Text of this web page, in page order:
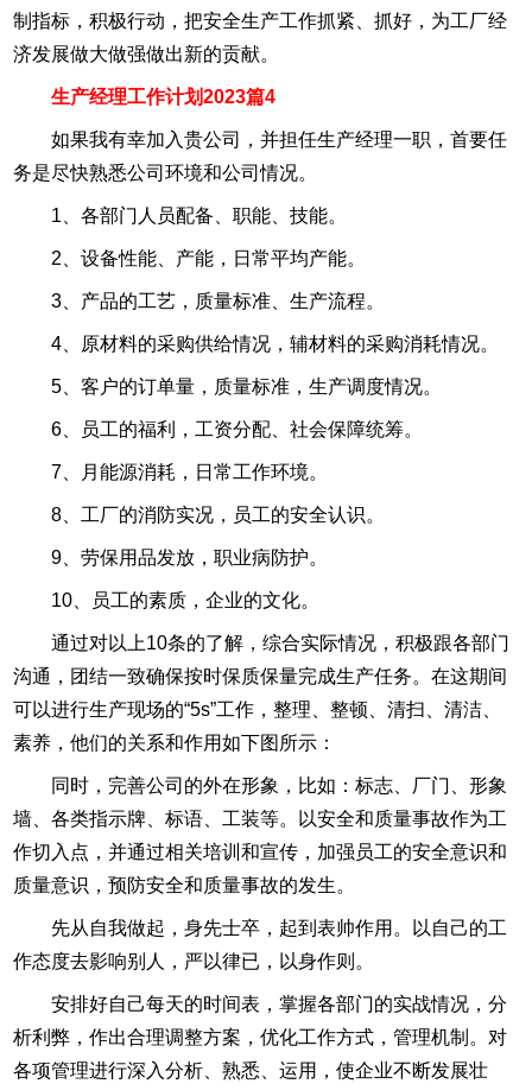
制指标，积极行动，把安全生产工作抓紧、抓好，为工厂经
济发展做大做强做出新的贡献。
生产经理工作计划2023篇4
如果我有幸加入贵公司，并担任生产经理一职，首要任
务是尽快熟悉公司环境和公司情况。
1、各部门人员配备、职能、技能。
2、设备性能、产能，日常平均产能。
3、产品的工艺，质量标准、生产流程。
4、原材料的采购供给情况，辅材料的采购消耗情况。
5、客户的订单量，质量标准，生产调度情况。
6、员工的福利，工资分配、社会保障统筹。
7、月能源消耗，日常工作环境。
8、工厂的消防实况，员工的安全认识。
9、劳保用品发放，职业病防护。
10、员工的素质，企业的文化。
通过对以上10条的了解，综合实际情况，积极跟各部门
沟通，团结一致确保按时保质保量完成生产任务。在这期间
可以进行生产现场的“5s”工作，整理、整顿、清扫、清洁、
素养，他们的关系和作用如下图所示：
同时，完善公司的外在形象，比如：标志、厂门、形象
墙、各类指示牌、标语、工装等。以安全和质量事故作为工
作切入点，并通过相关培训和宣传，加强员工的安全意识和
质量意识，预防安全和质量事故的发生。
先从自我做起，身先士卒，起到表帅作用。以自己的工
作态度去影响别人，严以律已，以身作则。
安排好自己每天的时间表，掌握各部门的实战情况，分
析利弊，作出合理调整方案，优化工作方式，管理机制。对
各项管理进行深入分析、熟悉、运用，使企业不断发展壮